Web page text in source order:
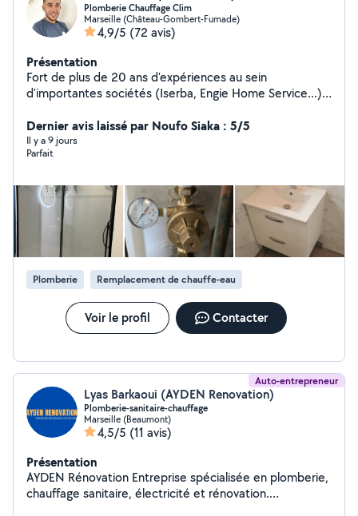
Plomberie Chauffage Clim
Marseille (Château-Gombert-Fumade)
4,9/5 (72 avis)
Présentation
Fort de plus de 20 ans d'expériences au sein
d'importantes sociétés (Iserba, Engie Home Service...) ,
pour tous vos travaux de plomberie, vos poses
d'appareils de climatisations ainsi que leurs entretiens et
vos poses de chaudières gaz. Les renseignements et
discuter de vos attentes au 06/58/06/21/80
Dernier avis laissé par Noufo Siaka : 5/5
Il y a 9 jours
Parfait
Plomberie Remplacement de chauffe-eau
Voir le profil Contacter
Auto-entrepreneur
Lyas Barkaoui (AYDEN Renovation)
Plomberie-sanitaire-chauffage
Marseille (Beaumont)
4,5/5 (11 avis)
Présentation
AYDEN Rénovation Entreprise spécialisée en plomberie,
chauffage sanitaire, électricité et rénovation.